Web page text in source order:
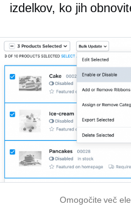
izdelkov, ko jih
Omogočite več